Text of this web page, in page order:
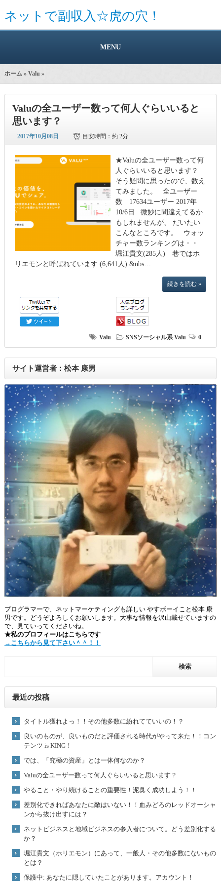
ネットで副収入☆虎の穴！
MENU
ホーム» Valu»
Valuの全ユーザー数って何人ぐらいいると
思います？
2017年10月08日 目安時間：約 2分
★Valuの全ユーザー数って何
人ぐらいいると思います？
そう疑問に思ったので、数え
てみました。 全ユーザー
数 17634ユーザー 2017年
10/6日 微妙に間違えてるか
もしれませんが、 だいたい
こんなところです。 ウォッ
チャー数ランキングは・・
堀江貴文(285人) 巷ではホ
リエモンと呼ばれています (6,641人) &nbs…
続きを読む »
Valu SNSソーシャル系 Valu 0
サイト運営者：松本 康男
プログラマーで、ネットマーケティングも詳しい やすボーイこと松本 康
男です。どうぞよろしくお願いします。大事な情報を沢山載せていますの
で、見ていってくださいね。
★私のプロフィールはこちらです
→こちらから見て下さい＾＾！！
最近の投稿
タイトル獲れよっ！！その他多数に紛れてていいの！？
良いのものが、良いものだと評価される時代がやって来た！！コン
テンツ is KING！
では、「究極の資産」とは一体何なのか？
Valuの全ユーザー数って何人ぐらいいると思います？
やること・やり続けることの重要性！泥臭く成功しよう！！
差別化できればあなたに敵はいない！！血みどろのレッドオーシャ
ンから抜け出すには？
ネットビジネスと地域ビジネスの参入者について。どう差別化する
か？
堀江貴文（ホリエモン）にあって、一般人・その他多数にないもの
とは？
保護中: あなたに隠していたことがあります。アカウント！